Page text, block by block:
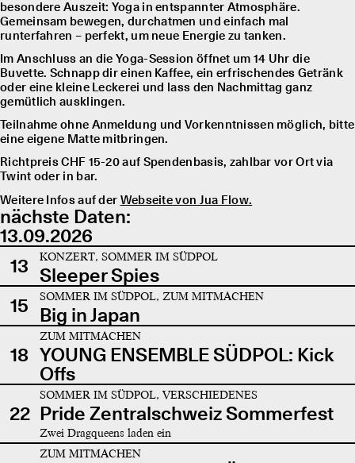
besondere Auszeit: Yoga in entspannter Atmosphäre.
Gemeinsam bewegen, durchatmen und einfach mal
runterfahren – perfekt, um neue Energie zu tanken.
Im Anschluss an die Yoga-Session öffnet um 14 Uhr die
Buvette. Schnapp dir einen Kaffee, ein erfrischendes Getränk
oder eine kleine Leckerei und lass den Nachmittag ganz
gemütlich ausklingen.
Teilnahme ohne Anmeldung und Vorkenntnissen möglich, bitte
eine eigene Matte mitbringen.
Richtpreis CHF 15-20 auf Spendenbasis, zahlbar vor Ort via
Twint oder in bar.
Weitere Infos auf der Webseite von Jua Flow.
nächste Daten:
13.09.2026
13
KONZERT, SOMMER IM SÜDPOL
Sleeper Spies
15
SOMMER IM SÜDPOL, ZUM MITMACHEN
Big in Japan
18
ZUM MITMACHEN
YOUNG ENSEMBLE SÜDPOL: Kick
Offs
22
SOMMER IM SÜDPOL, VERSCHIEDENES
Pride Zentralschweiz Sommerfest
Zwei Dragqueens laden ein
ZUM MITMACHEN